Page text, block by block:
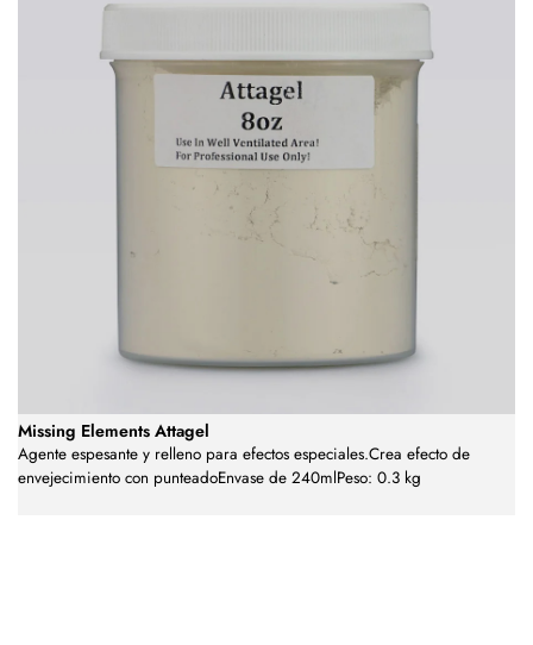
Missing Elements Attagel
Agente espesante y relleno para efectos especiales.Crea efecto de
envejecimiento con punteadoEnvase de 240mlPeso: 0.3 kg